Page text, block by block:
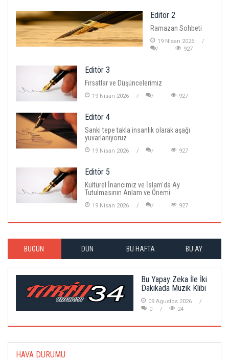
Editör 2
Ramazan Sohbeti
19 Nisan 2026
927
Editör 3
Fırsatlar ve Düşüncelerimiz
19 Nisan 2026 927
Editör 4
Sanki tepe takla insanlık olarak aşağı
yuvarlanıyoruz
19 Nisan 2026 927
Editör 5
Kültürel İnancımız ve İslam'da Ay
Tutulmasının Anlam ve Önemi
19 Nisan 2026 927
BUGÜN DÜN BU HAFTA BU AY
Bu Yapay Zeka İle İki
Dakikada Müzik Klibi
09 Agustos 2026
0
24
HAVA DURUMU